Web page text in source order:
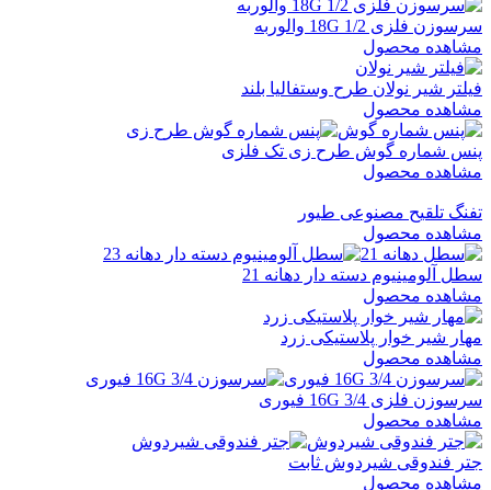
سرسوزن فلزی 1/2 18G والوربه
مشاهده محصول
فیلتر شیر نولان طرح وستفالیا بلند
مشاهده محصول
پنس شماره گوش طرح زی تک فلزی
مشاهده محصول
تفنگ تلقیح مصنوعی طیور
مشاهده محصول
سطل آلومینیوم دسته دار دهانه 21
مشاهده محصول
مهار شیر خوار پلاستیکی زرد
مشاهده محصول
سرسوزن فلزی 3/4 16G فیوری
مشاهده محصول
جتر فندوقی شیردوش ثابت
مشاهده محصول